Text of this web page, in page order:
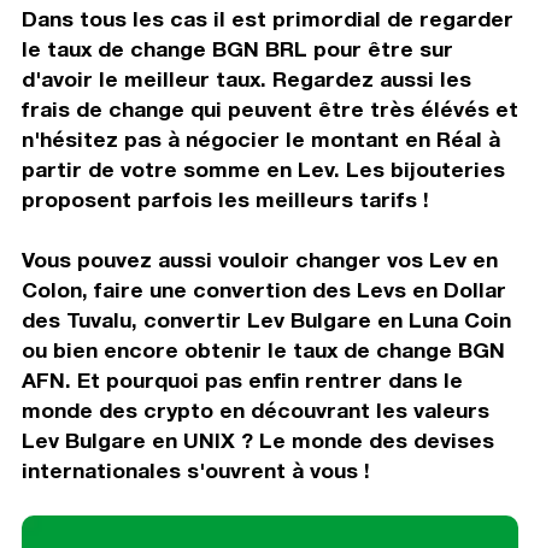
Dans tous les cas il est primordial de regarder
le taux de change BGN BRL pour être sur
d'avoir le meilleur taux. Regardez aussi les
frais de change qui peuvent être très élévés et
n'hésitez pas à négocier le montant en Réal à
partir de votre somme en Lev. Les bijouteries
proposent parfois les meilleurs tarifs !
Vous pouvez aussi vouloir changer vos Lev en
Colon, faire une convertion des Levs en Dollar
des Tuvalu, convertir Lev Bulgare en Luna Coin
ou bien encore obtenir le taux de change BGN
AFN. Et pourquoi pas enfin rentrer dans le
monde des crypto en découvrant les valeurs
Lev Bulgare en UNIX ? Le monde des devises
internationales s'ouvrent à vous !